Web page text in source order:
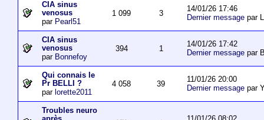
CIA sinus
venosus
par Pearl51
1 099 3
14/01/26 17:46
Dernier messagepar
CIA sinus
venosus
par Bonnefoy
394 1
14/01/26 17:42
Dernier messagepar
Qui connais le
Pr BELLI ?
par lorette2011
4 058 39
11/01/26 20:00
Dernier messagepar
Troubles neuro